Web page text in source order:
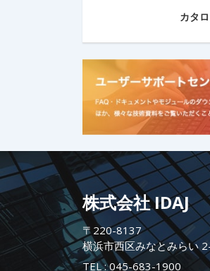
カタ
株式会社 IDAJ
〒220-8137
横浜市西区みなとみらい
TEL :045-683-1900